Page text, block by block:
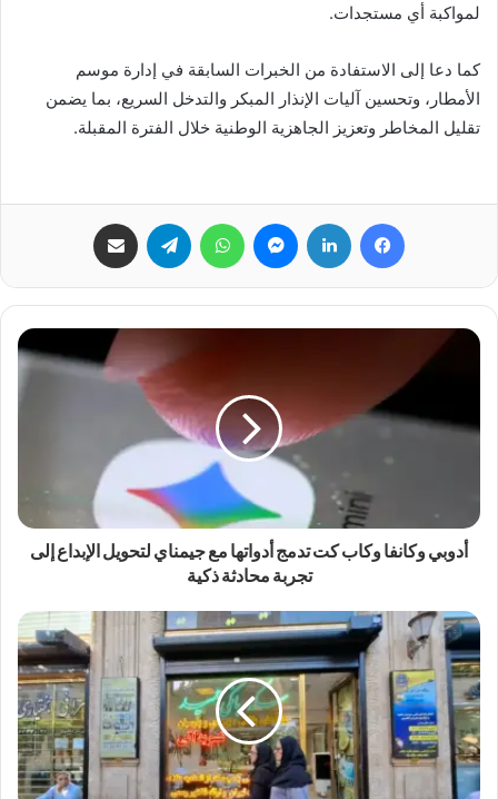
لمواكبة أي مستجدات.
كما دعا إلى الاستفادة من الخبرات السابقة في إدارة موسم
الأمطار، وتحسين آليات الإنذار المبكر والتدخل السريع، بما يضمن
تقليل المخاطر وتعزيز الجاهزية الوطنية خلال الفترة المقبلة.
فيسبوك لينكدإن ماسنجر واتساب تيلقرام
أدوبي وكانفا وكاب كت تدمج أدواتها مع جيمناي لتحويل الإبداع إلى
تجربة محادثة ذكية